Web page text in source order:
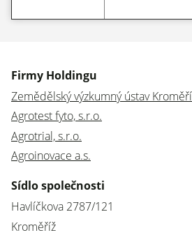
Firmy Holdingu
Zemědělský výzkumný ústav
Agrotest fyto, s.r.o.
Agrotrial, s.r.o.
Agroinovace a.s.
Sídlo společnosti
Havlíčkova 2787/121
Kroměříž